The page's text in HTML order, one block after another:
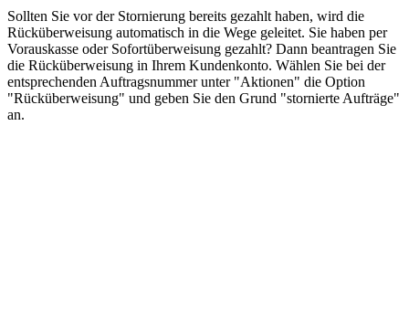
Sollten Sie vor der Stornierung bereits gezahlt haben, wird die
Rücküberweisung automatisch in die Wege geleitet. Sie haben per
Vorauskasse oder Sofortüberweisung gezahlt? Dann beantragen Sie
die Rücküberweisung in Ihrem Kundenkonto. Wählen Sie bei der
entsprechenden Auftragsnummer unter "Aktionen" die Option
"Rücküberweisung" und geben Sie den Grund "stornierte Aufträge"
an.